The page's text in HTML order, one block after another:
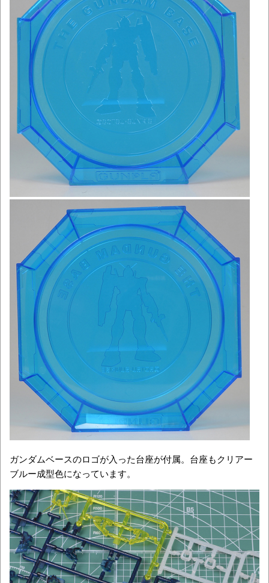
ガンダムベースのロゴが入った台座が付属。台座もクリアー
ブルー成型色になっています。